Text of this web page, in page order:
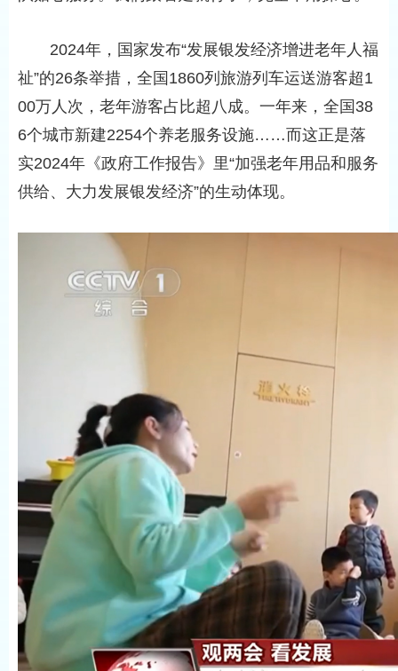
2024年，国家发布“发展银发经济增进老年人福
祉”的26条举措，全国1860列旅游列车运送游客超1
00万人次，老年游客占比超八成。一年来，全国38
6个城市新建2254个养老服务设施……而这正是落
实2024年《政府工作报告》里“加强老年用品和服务
供给、大力发展银发经济”的生动体现。